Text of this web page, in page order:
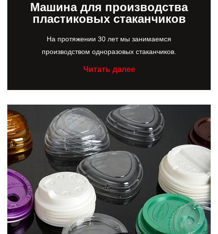
Машина для производства
пластиковых стаканчиков
На протяжении 30 лет мы занимаемся
производством одноразовых стаканчиков.
Читать далее